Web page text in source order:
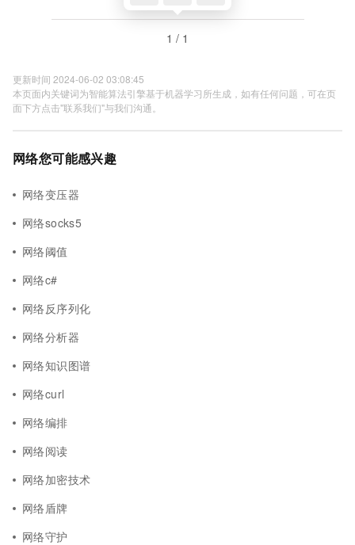
1 / 1
更新时间 2024-06-02 03:08:45
本页面内关键词为智能算法引擎基于机器学习所生成，如有任何问题，可在页
面下方点击"联系我们"与我们沟通。
网络您可能感兴趣
网络变压器
网络socks5
网络阈值
网络c#
网络反序列化
网络分析器
网络知识图谱
网络curl
网络编排
网络阅读
网络加密技术
网络盾牌
网络守护